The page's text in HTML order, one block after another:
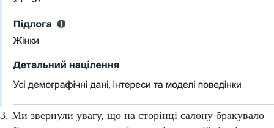
3. Ми звернули увагу, що на сторінці салону бракувало